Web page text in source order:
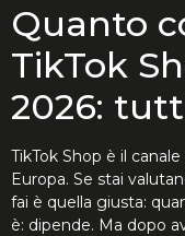
Quanto
TikTok
2026:
TikTok Shop è il
Europa. Se stai
fai è quella giusta:
è: dipende. Ma dopo